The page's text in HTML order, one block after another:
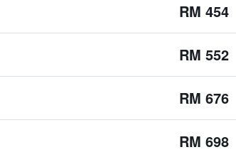
RM 454
RM 552
RM 676
RM 698